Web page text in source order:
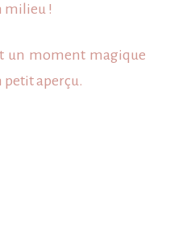
milieu !
un moment magique
aperçu.